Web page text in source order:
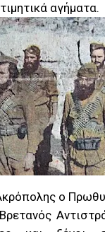
αγήματα.
ο